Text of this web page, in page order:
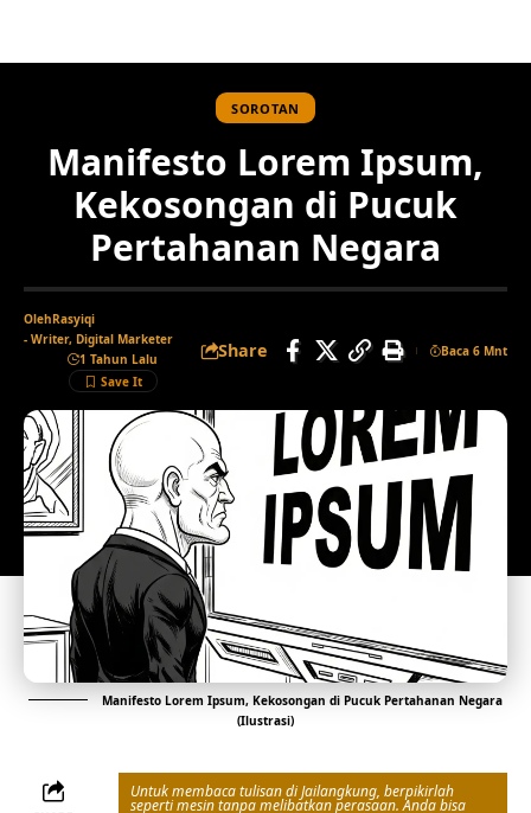
SOROTAN
Manifesto Lorem Ipsum,
Kekosongan di Pucuk
Pertahanan Negara
OlehRasyiqi
- Writer, Digital Marketer
1 Tahun Lalu
Share Baca 6 Mnt
Manifesto Lorem Ipsum, Kekosongan di Pucuk Pertahanan Negara
(Ilustrasi)
Untuk membaca tulisan di Jailangkung, berpikirlah
seperti mesin tanpa melibatkan perasaan. Anda bisa